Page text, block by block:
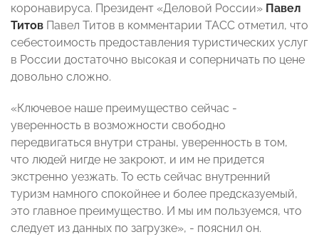
коронавируса. Президент «Деловой России» Павел
Титов Павел Титов в комментарии ТАСС отметил, что
себестоимость предоставления туристических услуг
в России достаточно высокая и соперничать по цене
довольно сложно.
«Ключевое наше преимущество сейчас -
уверенность в возможности свободно
передвигаться внутри страны, уверенность в том,
что людей нигде не закроют, и им не придется
экстренно уезжать. То есть сейчас внутренний
туризм намного спокойнее и более предсказуемый,
это главное преимущество. И мы им пользуемся, что
следует из данных по загрузке», - пояснил он.